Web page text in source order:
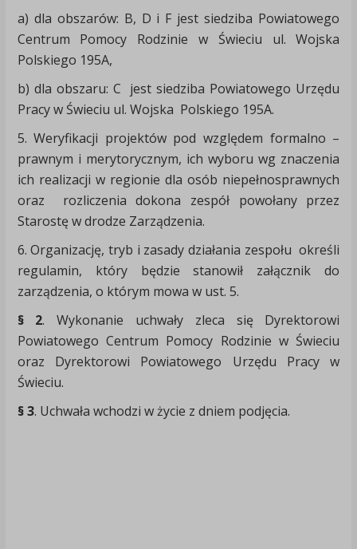
a) dla obszarów: B, D i F jest siedziba Powiatowego
Centrum Pomocy Rodzinie w Świeciu ul. Wojska
Polskiego 195A,
b) dla obszaru: C jest siedziba Powiatowego Urzędu
Pracy w Świeciu ul. Wojska Polskiego 195A.
5. Weryfikacji projektów pod względem formalno –
prawnym i merytorycznym, ich wyboru wg znaczenia
ich realizacji w regionie dla osób niepełnosprawnych
oraz rozliczenia dokona zespół powołany przez
Starostę w drodze Zarządzenia.
6. Organizację, tryb i zasady działania zespołu określi
regulamin, który będzie stanowił załącznik do
zarządzenia, o którym mowa w ust. 5.
§ 2. Wykonanie uchwały zleca się Dyrektorowi
Powiatowego Centrum Pomocy Rodzinie w Świeciu
oraz Dyrektorowi Powiatowego Urzędu Pracy w
Świeciu.
§ 3. Uchwała wchodzi w życie z dniem podjęcia.